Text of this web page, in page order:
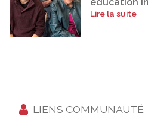
Lire la suite
LIENS COMMUNAUTÉ